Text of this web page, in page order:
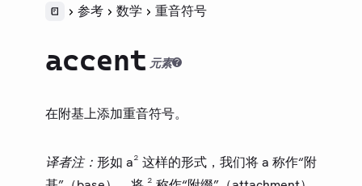
样式
类型（旧）
基础
文本
数学
参考 数学 重音符号
accent 元素
在附基上添加重音符号。
译者注： 形如 a² 这样的形式，我们将 a 称作“附